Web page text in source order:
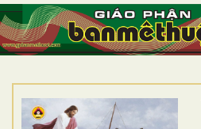
TRANG NHẤT
GIỚI THIỆU
DÒNG TU